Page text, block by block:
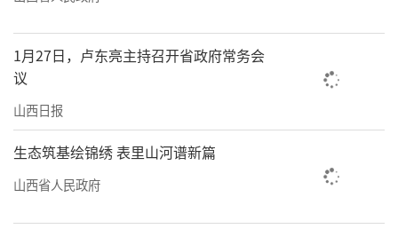
1月27日，卢东亮主持召开省政府常务会
议
山西日报
生态筑基绘锦绣 表里山河谱新篇
山西省人民政府